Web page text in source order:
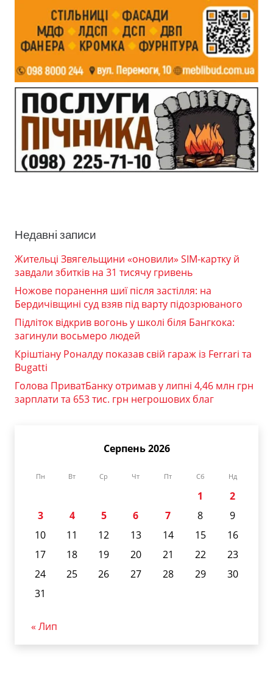
Недавні записи
Жительці Звягельщини «оновили» SIM-картку й
завдали збитків на 31 тисячу гривень
Ножове поранення шиї після застілля: на
Бердичівщині суд взяв під варту підозрюваного
Підліток відкрив вогонь у школі біля Бангкока:
загинули восьмеро людей
Кріштіану Роналду показав свій гараж із Ferrari та
Bugatti
Голова ПриватБанку отримав у липні 4,46 млн грн
зарплати та 653 тис. грн негрошових благ
Серпень 2026
Пн Вт Ср Чт Пт Сб Нд
1
2
3
4 5 6 7 8
9
10
11 12 13 14 15
16
17
18 19 20 21 22
23
24
25 26 27 28 29
30
31
« Лип